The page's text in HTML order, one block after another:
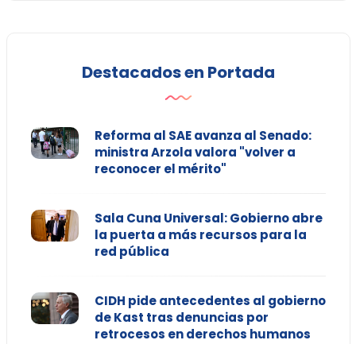
Destacados en Portada
Reforma al SAE avanza al Senado:
ministra Arzola valora "volver a
reconocer el mérito"
Sala Cuna Universal: Gobierno abre
la puerta a más recursos para la
red pública
CIDH pide antecedentes al gobierno
de Kast tras denuncias por
retrocesos en derechos humanos